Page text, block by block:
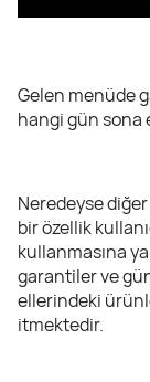
Gelen menüde
hangi gün sona
Neredeyse
bir özellik
kullanmasına
garantiler ve
ellerindeki
itmektedir.